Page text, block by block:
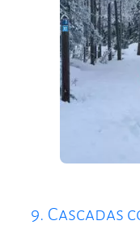
9. Cascadas